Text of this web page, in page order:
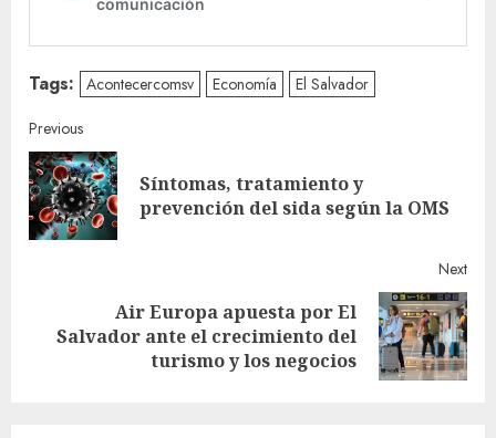
Tags: Acontecercomsv Economía El Salvador
Continue
Reading
Previous
Síntomas, tratamiento y
prevención del sida según la OMS
Next
Next
Air Europa apuesta por El
Salvador ante el crecimiento del
turismo y los negocios